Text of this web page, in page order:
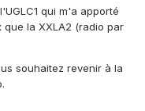
qui m'a apporté
la XXLA2 (radio par
souhaitez revenir à la